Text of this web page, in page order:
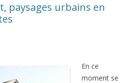
paysages urbains en
En ce
moment se